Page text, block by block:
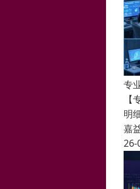
专
明
嘉
26-